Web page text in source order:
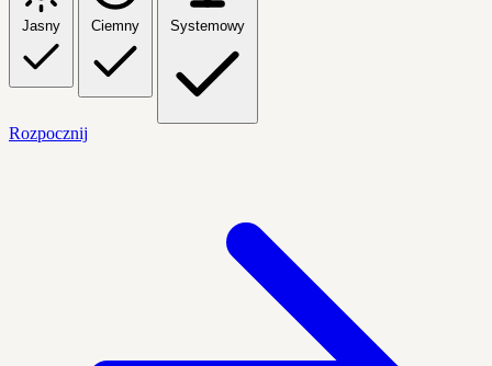
Jasny Ciemny Systemowy
Rozpocznij